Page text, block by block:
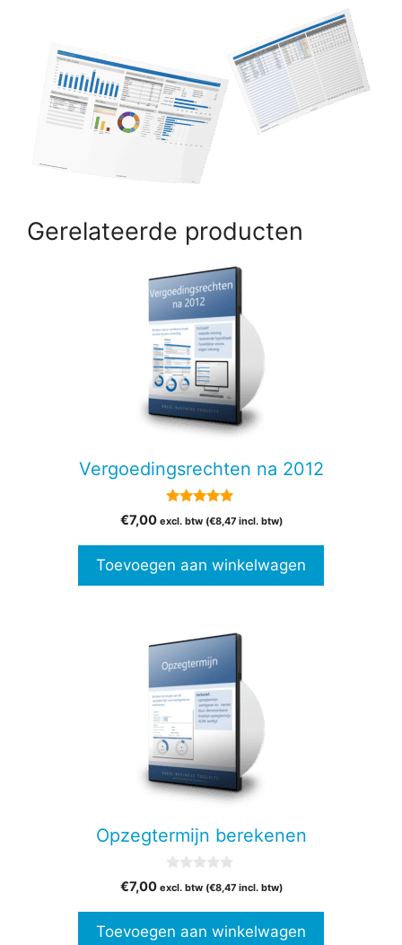
Gerelateerde producten
Vergoedingsrechten na 2012
5.00
van 5
€7,00 excl. btw (€8,47incl. btw)
Toevoegen aan winkelwagen
Opzegtermijn berekenen
v
5
€7,00 excl. btw (€8,47incl. btw)
Toevoegen aan winkelwagen